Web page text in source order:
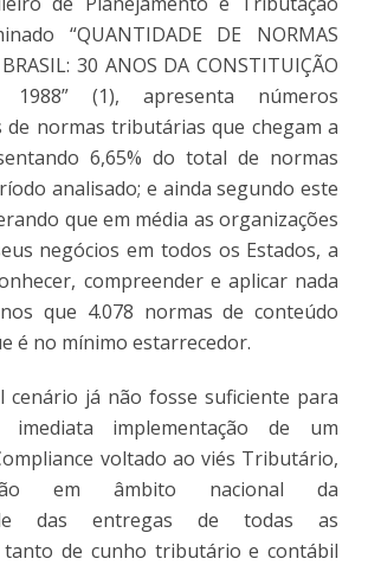
“QUANTIDADE DE NORMAS
30 ANOS DA CONSTITUIÇÃO
1988” (1), apresenta números
normas tributárias que chegam a
6,65% do total de normas
analisado; e ainda segundo este
que em média as organizações
negócios em todos os Estados, a
compreender e aplicar nada
que 4.078 normas de conteúdo
é no mínimo estarrecedor.
cenário já não fosse suficiente para
implementação de um
voltado ao viés Tributário,
em âmbito nacional da
das entregas de todas as
tanto de cunho tributário e contábil